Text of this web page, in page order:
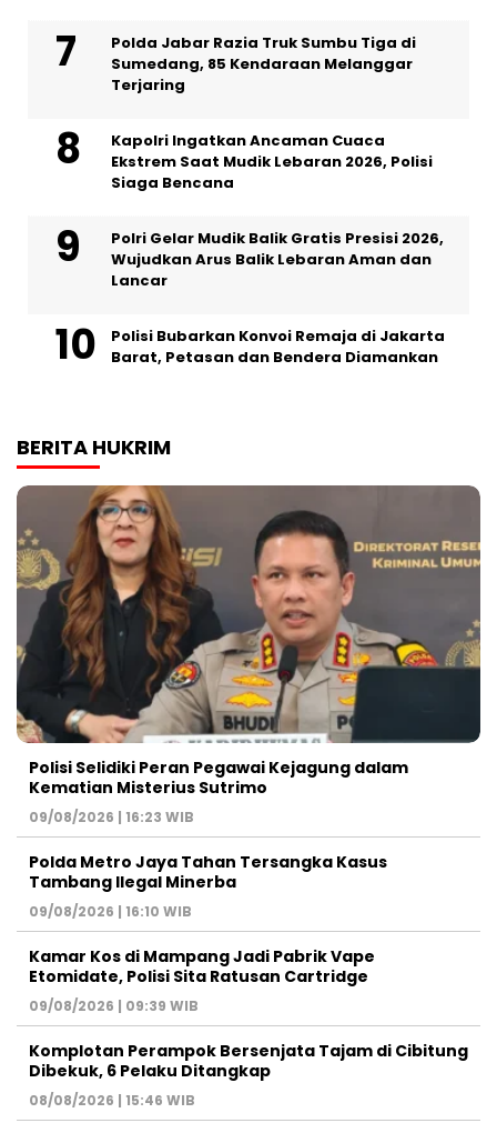
Polda Jabar Razia Truk Sumbu Tiga di
Sumedang, 85 Kendaraan Melanggar
Terjaring
Kapolri Ingatkan Ancaman Cuaca
Ekstrem Saat Mudik Lebaran 2026, Polisi
Siaga Bencana
Polri Gelar Mudik Balik Gratis Presisi 2026,
Wujudkan Arus Balik Lebaran Aman dan
Lancar
Polisi Bubarkan Konvoi Remaja di Jakarta
Barat, Petasan dan Bendera Diamankan
BERITA HUKRIM
Polisi Selidiki Peran Pegawai Kejagung dalam
Kematian Misterius Sutrimo
09/08/2026 | 16:23 WIB
Polda Metro Jaya Tahan Tersangka Kasus
Tambang Ilegal Minerba
09/08/2026 | 16:10 WIB
Kamar Kos di Mampang Jadi Pabrik Vape
Etomidate, Polisi Sita Ratusan Cartridge
09/08/2026 | 09:39 WIB
Komplotan Perampok Bersenjata Tajam di Cibitung
Dibekuk, 6 Pelaku Ditangkap
08/08/2026 | 15:46 WIB